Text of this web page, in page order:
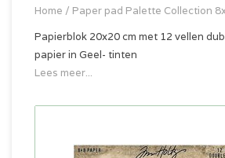
Home / Paper pad Palette Collection
Papierblok 20x20 cm met 12 vellen
papier in Geel- tinten
Lees meer...